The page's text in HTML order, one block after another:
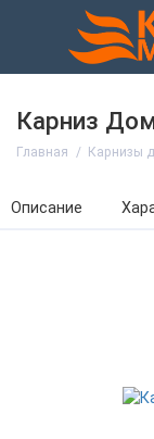
Карниз
Главная Карнизы
Описание